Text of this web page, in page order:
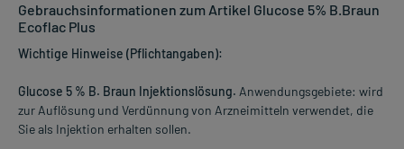
Gebrauchsinformationen zum Artikel Glucose 5% B.Braun
Ecoflac Plus
Wichtige Hinweise (Pflichtangaben):
Glucose 5 % B. Braun Injektionslösung. Anwendungsgebiete: wird
zur Auflösung und Verdünnung von Arzneimitteln verwendet, die
Sie als Injektion erhalten sollen.